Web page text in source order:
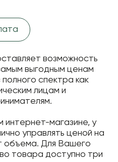
возможность
выгодным ценам
спектра как
лицам и
интернет-магазине, у
управлять ценой на
объема. Для Вашего
товара доступно три